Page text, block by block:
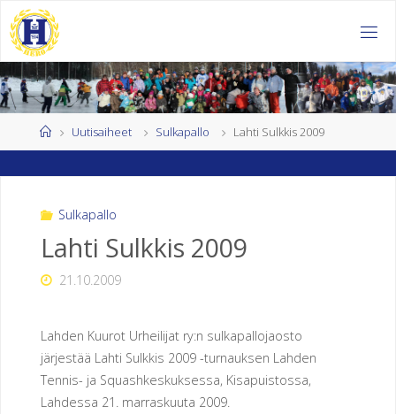
Skip
to
content
EL
SI
N
K
R
OJ
HomeUutisaiheet Sulkapallo Lahti Sulkkis 2009
Sulkapallo
Lahti Sulkkis 2009
21.10.2009
Lahden Kuurot Urheilijat ry:n sulkapallojaosto
järjestää Lahti Sulkkis 2009 -turnauksen Lahden
Tennis- ja Squashkeskuksessa, Kisapuistossa,
Lahdessa 21. marraskuuta 2009.